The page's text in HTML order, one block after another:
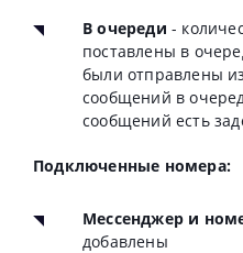
В очереди -
поставлены в
были отправлены
сообщений в
сообщений есть
Подключенные номера:
Мессенджер и
добавлены